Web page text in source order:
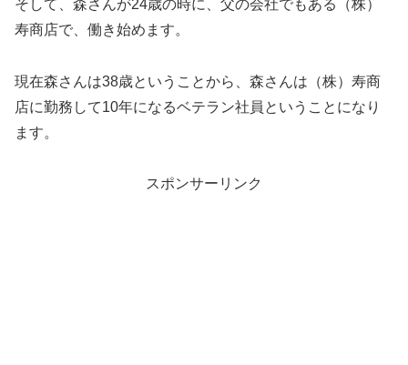
そして、森さんが24歳の時に、父の会社でもある（株）
寿商店で、働き始めます。
現在森さんは38歳ということから、森さんは（株）寿商
店に勤務して10年になるベテラン社員ということになり
ます。
スポンサーリンク